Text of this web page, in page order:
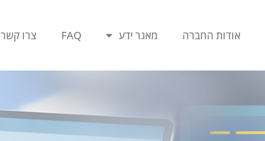
אודות החברה מאגר ידע FAQ צרו קשר